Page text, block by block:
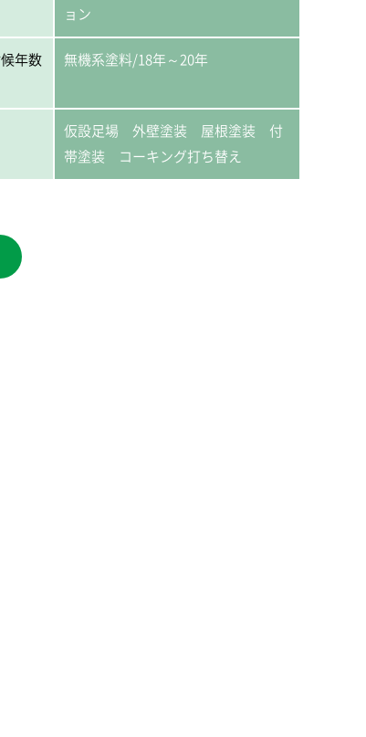
ョン
年数 無機系塗料/18年～20年
仮設足場 外壁塗装 屋根塗装 付
帯塗装 コーキング打ち替え